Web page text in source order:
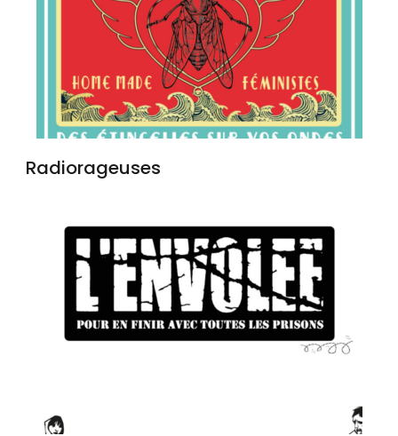
Radiorageuses